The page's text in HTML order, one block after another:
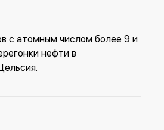
с атомным числом более 9 и
нефти в